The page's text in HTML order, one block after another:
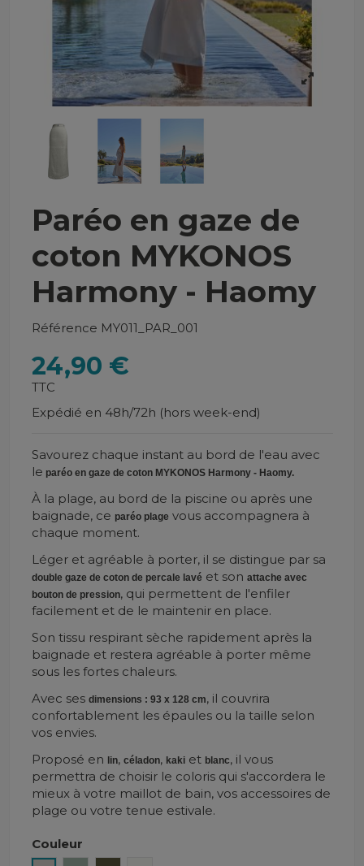
Paréo en gaze de
coton MYKONOS
Harmony - Haomy
Référence MY011_PAR_001
24,90 €
TTC
Expédié en 48h/72h (hors week-end)
Savourez chaque instant au bord de l'eau avec
le paréo en gaze de coton MYKONOS Harmony - Haomy.
À la plage, au bord de la piscine ou après une
baignade, ce paréo plage vous accompagnera à
chaque moment.
Léger et agréable à porter, il se distingue par sa
double gaze de coton de percale lavé et son attache avec
bouton de pression, qui permettent de l'enfiler
facilement et de le maintenir en place.
Son tissu respirant sèche rapidement après la
baignade et restera agréable à porter même
sous les fortes chaleurs.
Avec ses dimensions : 93 x 128 cm, il couvrira
confortablement les épaules ou la taille selon
vos envies.
Proposé en
lin, céladon, kakiet blanc, il vous
permettra de choisir le coloris qui s'accordera le
mieux à votre maillot de bain, vos accessoires de
plage ou votre tenue estivale.
Couleur